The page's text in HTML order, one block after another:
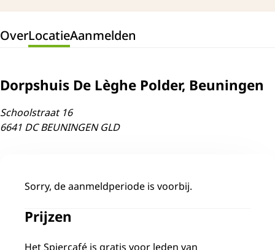
OverLocatieAanmelden
Dorpshuis De Lèghe Polder, Beuningen
Schoolstraat 16
6641 DC BEUNINGEN GLD
Aanmelden
Sorry, de aanmeldperiode is voorbij.
Prijzen
Het Spiercafé is gratis voor leden van